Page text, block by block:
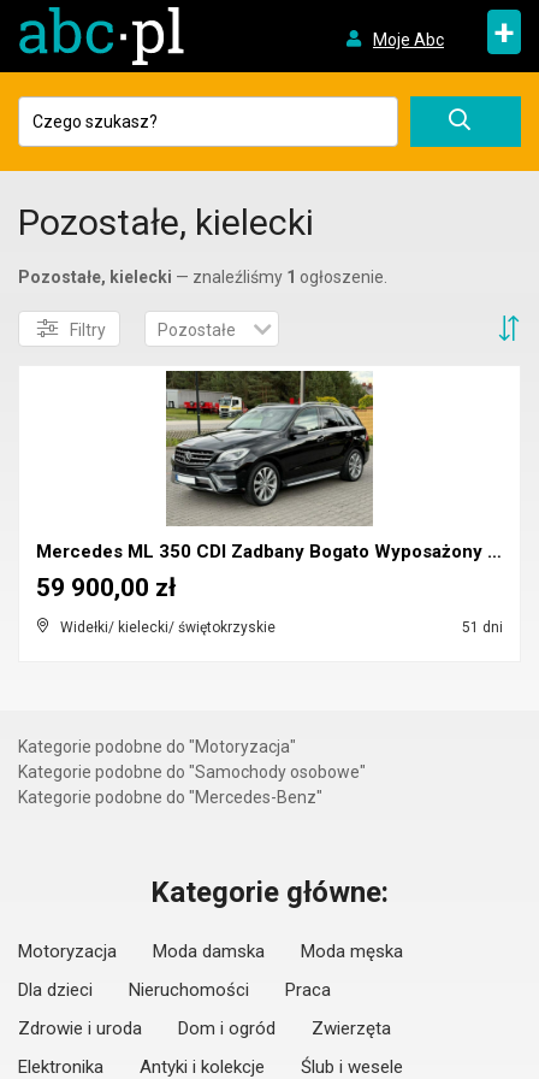
Moje Abc +
Pozostałe, kielecki
Pozostałe, kielecki — znaleźliśmy 1 ogłoszenie.
Filtry Pozostałe
Mercedes ML 350 CDI Zadbany Bogato Wyposażony Sta...
Widełki/ kielecki/ świętokrzyskie 51 dni
59 900,00 zł
Kategorie podobne do "Motoryzacja"
Kategorie podobne do "Samochody osobowe"
Kategorie podobne do "Mercedes-Benz"
Kategorie główne:
Motoryzacja Moda damska
Moda męska
Dla dzieci
Nieruchomości
Praca
Zdrowie i uroda
Dom i ogród
Zwierzęta
Elektronika
Antyki i kolekcje Ślub i wesele